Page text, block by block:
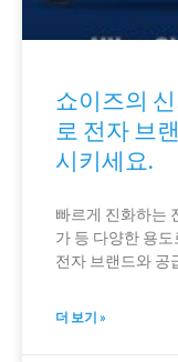
쇼이즈의
로 전자 브
시키세요.
빠르게 진화하는
가 등 다양한 용
전자 브랜드와 공
더 보기 »